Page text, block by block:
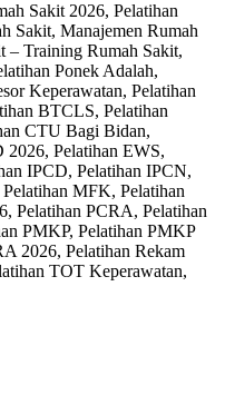
Sakit 2026, Pelatihan
Sakit, Manajemen Rumah
– Training Rumah Sakit,
Ponek Adalah,
Keperawatan, Pelatihan
BTCLS, Pelatihan
CTU Bagi Bidan,
2026, Pelatihan EWS,
IPCD, Pelatihan IPCN,
MFK, Pelatihan
Pelatihan PCRA, Pelatihan
PMKP, Pelatihan PMKP
2026, Pelatihan Rekam
TOT Keperawatan,